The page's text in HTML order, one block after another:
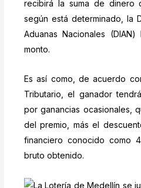
recibirá la suma de dinero
según está determinado, la
Aduanas Nacionales
monto.
Es así como, de acuerdo
Tributario, el ganador
por ganancias ocasionales,
del premio, más el
financiero conocido como
bruto obtenido.